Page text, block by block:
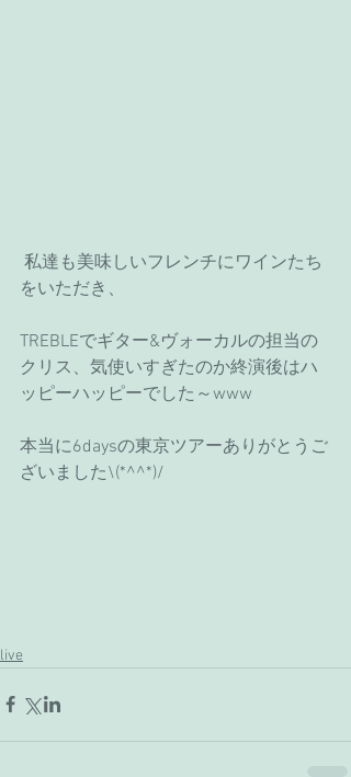
をいただき、
TREBLEでギター&ヴォーカルの担当の
クリス、気使いすぎたのか終演後はハ
ッピーハッピーでした～www
本当に6daysの東京ツアーありがとうご
ざいました\(*^^*)/
live